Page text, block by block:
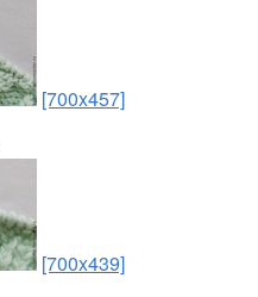
[700x457]
[700x439]